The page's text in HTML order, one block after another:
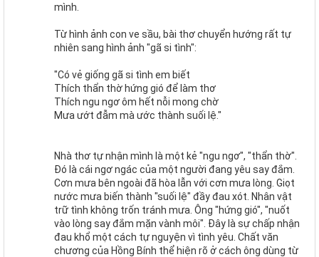
mình.
Từ hình ảnh con ve sầu, bài thơ chuyển hướng rất tự
nhiên sang hình ảnh "gã si tình":
"Có vẻ giống gã si tình em biết
Thích thẩn thờ hứng gió để làm thơ
Thích ngu ngơ ôm hết nỗi mong chờ
Mưa ướt đẫm mà ước thành suối lệ."
Nhà thơ tự nhận mình là một kẻ "ngu ngơ", "thẩn thờ".
Đó là cái ngơ ngác của một người đang yêu say đắm.
Cơn mưa bên ngoài đã hòa lẫn với cơn mưa lòng. Giọt
nước mưa biến thành "suối lệ" đầy đau xót. Nhân vật
trữ tình không trốn tránh mưa. Ông "hứng gió", "nuốt
vào lòng say đắm mặn vành môi". Đây là sự chấp nhận
đau khổ một cách tự nguyện vì tình yêu. Chất văn
chương của Hồng Bính thể hiện rõ ở cách ông dùng từ